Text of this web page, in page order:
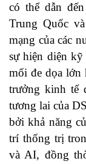
có thể dẫn
Trung Quốc
mạng của các
sự hiện diện
mối đe dọa lớn
trưởng kinh tế
tương lai của
bởi khả năng
trí thống trị
và AI, đồng